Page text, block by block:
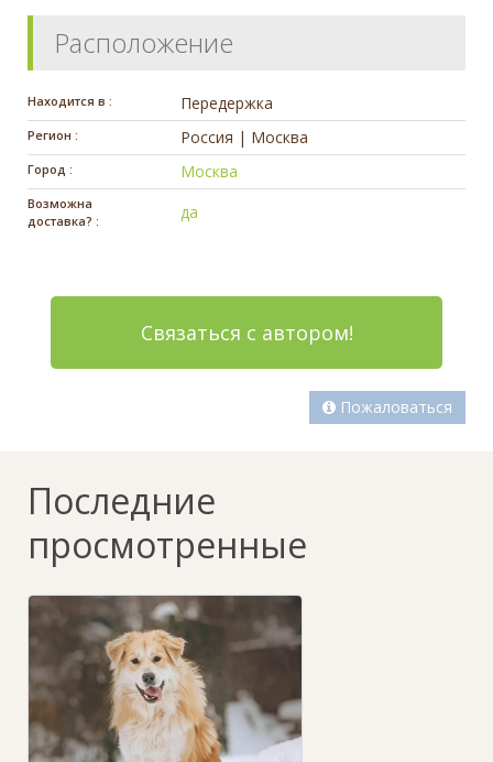
Расположение
Находится в : Передержка
Регион : Россия | Москва
Город : Москва
Возможна
доставка? :
да
Связаться с автором!
Пожаловаться
Последние
просмотренные